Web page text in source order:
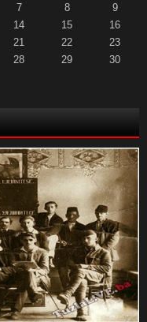
7 8
9
14 15
16
21 22
23
28 29
30